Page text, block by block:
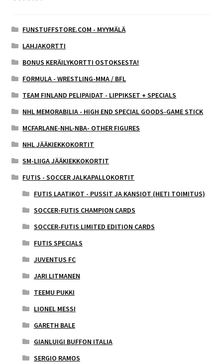
FUNSTUFFSTORE.COM - MYYMÄLÄ
LAHJAKORTTI
BONUS KERÄILYKORTTI OSTOKSESTA!
FORMULA - WRESTLING-MMA / BFL
TEAM FINLAND PELIPAIDAT - LIPPIKSET + SPECIALS
NHL MEMORABILIA - HIGH END SPECIAL GOODS-GAME STICK
MCFARLANE-NHL-NBA- OTHER FIGURES
NHL JÄÄKIEKKOKORTIT
SM-LIIGA JÄÄKIEKKOKORTIT
FUTIS - SOCCER JALKAPALLOKORTIT
FUTIS LAATIKOT - PUSSIT JA KANSIOT (HETI TOIMITUS)
SOCCER-FUTIS CHAMPION CARDS
SOCCER-FUTIS LIMITED EDITION CARDS
FUTIS SPECIALS
JUVENTUS FC
JARI LITMANEN
TEEMU PUKKI
LIONEL MESSI
GARETH BALE
GIANLUIGI BUFFON ITALIA
SERGIO RAMOS